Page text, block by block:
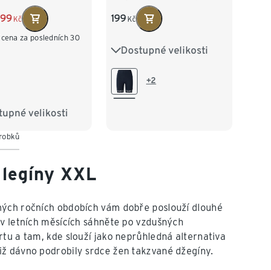
Kč
za posledních 30
velikosti
M 40/42
54
tmavě modré
199 Kč
Dostupné velikosti
S 36/38 M 40/42
L 44/46+2
XXL
ročních obdobích vám dobře poslouží dlouhé
letních měsících sáhněte po vzdušných
a tam, kde slouží jako neprůhledná alternativa
dávno podrobily srdce žen takzvané džegíny.